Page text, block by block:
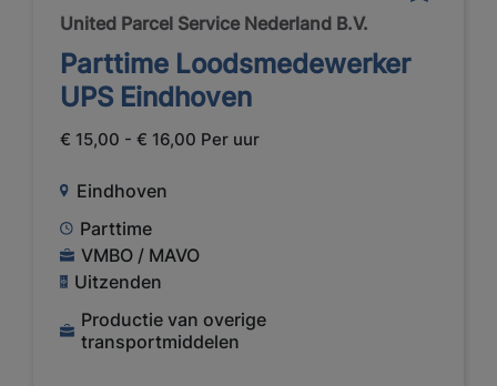
United Parcel Service Nederland B.V.
Parttime Loodsmedewerker
UPS Eindhoven
€ 15,00 - € 16,00 Per uur
Eindhoven
Parttime
VMBO / MAVO
Uitzenden
Productie van overige
transportmiddelen